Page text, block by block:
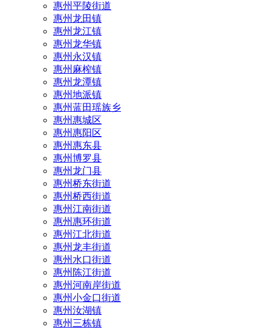
惠州平陵街道
惠州龙田镇
惠州龙江镇
惠州龙华镇
惠州永汉镇
惠州麻榨镇
惠州龙潭镇
惠州地派镇
惠州蓝田瑶族乡
惠州惠城区
惠州惠阳区
惠州惠东县
惠州‌博罗县
惠州‌龙门县
惠州桥东街道
惠州桥西街道
惠州江南街道
惠州惠环街道
惠州江北街道
惠州龙丰街道
惠州水口街道
惠州陈江街道
惠州河南岸街道
惠州小金口街道
惠州汝湖镇
惠州三栋镇